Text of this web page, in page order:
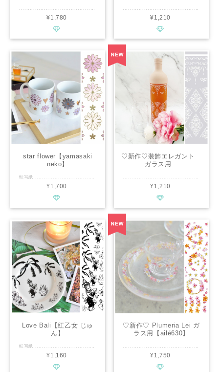
.............................................. ■種類：白磁用 ■推奨焼成温度：専用電気炉で800℃程度 ■サイズ：A4 ■カラー：白(ｶﾊﾞｰｺｰﾄ:ﾋﾟﾝｸ) ................................................ 商品説明 波の形に拘って、繊細に表現しました 白で印刷しておりますので、お好きな海の色の上に重ねてご利用ください ................................................ ※商用利用可能ですので、レッスン・オーダー等に幅広くご利用ください。 ※デザインの複製は固く禁止致します。
¥1,780
.............................................. ■種類：ガラス用 ■推奨焼成温度：専用電気炉で570度～600度※お持ちの窯により調整ください。 ■サイズ：A4 ■カラー：ホワイト、イエロー ............................................. マーガレット ガラス用転写紙（裏白）は、可愛いマーガレット柄の転写紙です。夏のガラス作品にぴったりのデザインで、爽やかな印象を与えます。裏白転写紙なので綺麗に焼成することができます。 Pianissimo オリジナルデザインですので商用として幅広くご使用いただけます。 .............................................. ※通常レッスン・イベントレッスン・オーダー等の個人販売にも幅広くお使い頂けます。 ※デザインの複製は固く禁止致します。
¥1,210
star flower【yamasaki
neko】
転写紙 .............................................. ■種類：白磁用 ■推奨焼成温度：専用電気炉で800℃程度 ■サイズ：A4 ■カラー：レンジ可能ゴールド、ピンク、黒、紫 ............................................. 正面向きの花柄デザインが欲しくて作成しました。 花の中心に星をイメージしたデザインを組み合わせています。 レンジ可能ゴールドを使用しているため、電子レンジでの温め直しなどが可能です。 カラー部分は、天然石をイメージしたマーブルのような柄になっています。 真ん中左右部分は、マグカップなどの持ち手の背の部分にポイントとしてご使用いただけます。 マグカップなどにそのままぐるりと一周してご使用いただけますし、一つひとつのパーツをシールのようにポイントとして貼っていただいても可愛いです！ 転写紙用顔料の上に、さらにコーティングを施した作品となります。 ................................................ ※商用利用可能ですので、レッスン・オーダー等に幅広くご利用ください。 ※デザインの複製は固く禁止致します。
¥1,700
♡新作♡装飾エレガント
ガラス用
.............................................. ■種類：ガラス用 ■推奨焼成温度：専用電気炉で570度～600度※お持ちの窯により調整ください。 ■サイズ：A4 ■カラー：ホワイト ............................................. 繊細なダマスク柄の装飾が施された繊細なデザインの転写紙です。 他の転写紙にも合わせやすいので装飾としてもお使いいただけます。 Pianissimo オリジナルデザインですので商用として幅広くご使用いただけます。 .............................................. ※通常レッスン・イベントレッスン・オーダー等の個人販売にも幅広くお使い頂けます。 ※デザインの複製は固く禁止致します。
¥1,210
Love Bali【紅乙女 じゅ
ん】
¥1,160
♡新作♡ Plumeria Lei ガ
ラス用【ailé630】
¥1,750